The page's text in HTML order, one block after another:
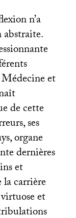
n’a
et
de cette
ses
organe
dernières
et
la carrière
et